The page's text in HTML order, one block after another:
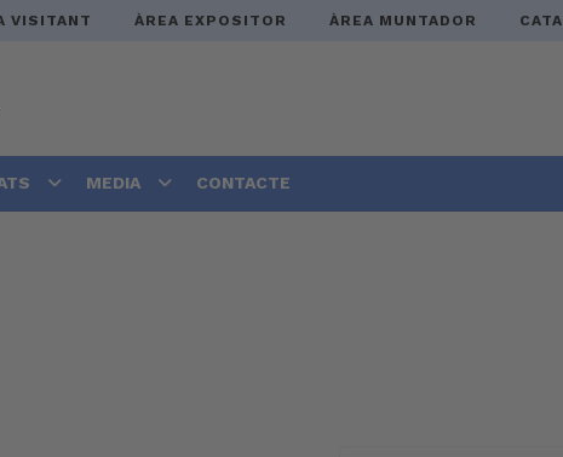
VISITANT ÀREA EXPOSITOR ÀREA MUNTADOR
MEDIA CONTACTE